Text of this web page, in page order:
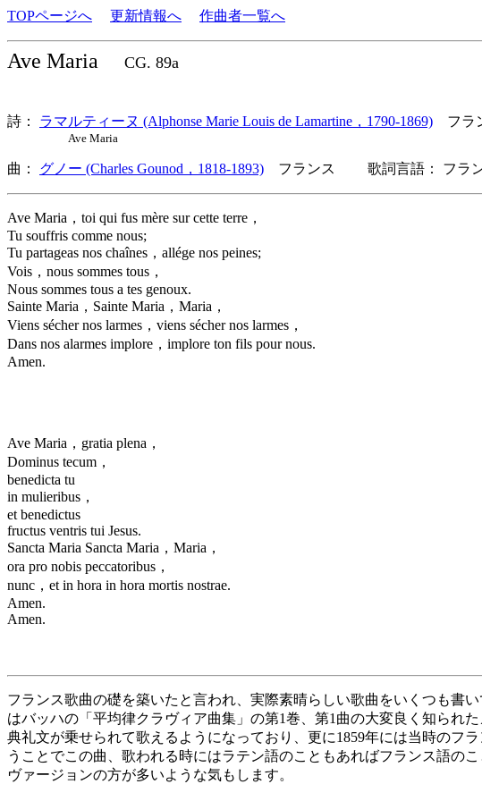
TOPページへ 更新情報へ 作曲者一覧へ
Ave Maria CG. 89a
詩： ラマルティーヌ (Alphonse Marie Louis de Lamartine，1790-1869) フラ
Ave Maria
曲： グノー (Charles Gounod，1818-1893) フランス 歌詞言語： フラ
Ave Maria，toi qui fus mère sur cette terre，
Tu souffris comme nous;
Tu partageas nos chaînes，allége nos peines;
Vois，nous sommes tous，
Nous sommes tous a tes genoux.
Sainte Maria，Sainte Maria，Maria，
Viens sécher nos larmes，viens sécher nos larmes，
Dans nos alarmes implore，implore ton fils pour nous.
Amen.
Ave Maria，gratia plena，
Dominus tecum，
benedicta tu
in mulieribus，
et benedictus
fructus ventris tui Jesus.
Sancta Maria Sancta Maria，Maria，
ora pro nobis peccatoribus，
nunc，et in hora in hora mortis nostrae.
Amen.
Amen.
フランス歌曲の礎を築いたと言われ、実際素晴らしい歌曲をいくつも書
はバッハの「平均律クラヴィア曲集」の第1巻、第1曲の大変良く知られ
典礼文が乗せられて歌えるようになっており、更に1859年には当時のフ
うことでこの曲、歌われる時にはラテン語のこともあればフランス語の
ヴァージョンの方が多いような気もします。